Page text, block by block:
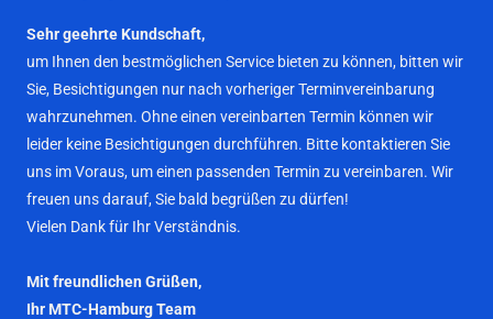
Sehr geehrte Kundschaft,
um Ihnen den bestmöglichen Service bieten zu können, bitten wir
Sie, Besichtigungen nur nach vorheriger Terminvereinbarung
wahrzunehmen. Ohne einen vereinbarten Termin können wir
leider keine Besichtigungen durchführen. Bitte kontaktieren Sie
uns im Voraus, um einen passenden Termin zu vereinbaren. Wir
freuen uns darauf, Sie bald begrüßen zu dürfen!
Vielen Dank für Ihr Verständnis.
Mit freundlichen Grüßen,
Ihr MTC-Hamburg Team